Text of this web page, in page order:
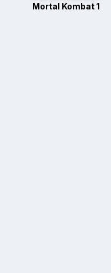
Mortal Kombat 1